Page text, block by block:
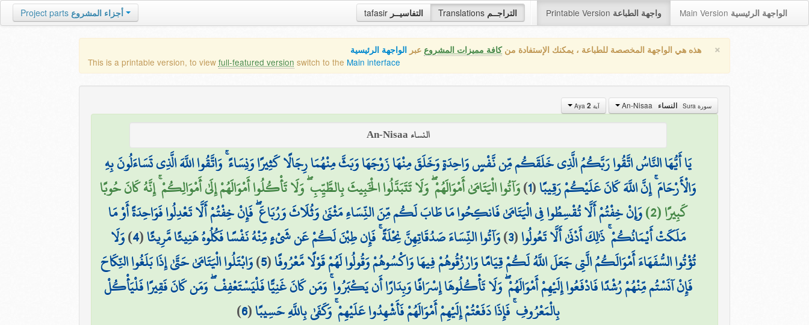
tafasir التفاسيــر Translations التراجــم Printable Version واجهة الطباعة Main Version الواجهة الرئيسية Project parts أجزاء المشروع
× هذه هي الواجهة المخصصة للطباعة ، يمكنك الإستفادة منكافة مميزات المشروع عبر الواجهة الرئيسية
This is a printable version, to view full-featured version switch to the Main interface
سورة Sura النساء آية Aya 2
النساء An-Nisaa
يَا أَيُّهَا النَّاسُ اتَّقُوا رَبَّكُمُ الَّذِي خَلَقَكُم مِّن نَّفْسٍ وَاحِدَةٍ وَخَلَقَ مِنْهَا زَوْجَهَا وَبَثَّ مِنْهُمَا رِجَالًا كَثِيرًا وَنِسَاءً ۚ وَاتَّقُوا اللَّهَ الَّذِي تَسَاءَلُونَ بِهِ
وَالْأَرْحَامَ ۚ إِنَّ اللَّهَ كَانَ عَلَيْكُمْ رَقِيبًا(
1
)وَآتُوا الْيَتَامَىٰ أَمْوَالَهُمْ ۖ وَلَا تَتَبَدَّلُوا الْخَبِيثَ بِالطَّيِّبِ ۖ وَلَا تَأْكُلُوا أَمْوَالَهُمْ إِلَىٰ أَمْوَالِكُمْ ۚ إِنَّهُ كَانَ حُوبًا
كَبِيرًا (2) وَإِنْ خِفْتُمْ أَلَّا تُقْسِطُوا فِي الْيَتَامَىٰ فَانكِحُوا مَا طَابَ لَكُم مِّنَ النِّسَاءِ مَثْنَىٰ وَثُلَاثَ وَرُبَاعَ ۖ فَإِنْ خِفْتُمْ أَلَّا تَعْدِلُوا فَوَاحِدَةً أَوْ مَا
مَلَكَتْ أَيْمَانُكُمْ ۚ ذَٰلِكَ أَدْنَىٰ أَلَّا تَعُولُوا(
3
)وَآتُوا النِّسَاءَ صَدُقَاتِهِنَّ نِحْلَةً ۚ فَإِن طِبْنَ لَكُمْ عَن شَيْءٍ مِّنْهُ نَفْسًا فَكُلُوهُ هَنِيئًا مَّرِيئًا(
4
)وَلَا
تُؤْتُوا السُّفَهَاءَ أَمْوَالَكُمُ الَّتِي جَعَلَ اللَّهُ لَكُمْ قِيَامًا وَارْزُقُوهُمْ فِيهَا وَاكْسُوهُمْ وَقُولُوا لَهُمْ قَوْلًا مَّعْرُوفًا(
5
)وَابْتَلُوا الْيَتَامَىٰ حَتَّىٰ إِذَا بَلَغُوا النِّكَاحَ
فَإِنْ آنَسْتُم مِّنْهُمْ رُشْدًا فَادْفَعُوا إِلَيْهِمْ أَمْوَالَهُمْ ۖ وَلَا تَأْكُلُوهَا إِسْرَافًا وَبِدَارًا أَن يَكْبَرُوا ۚ وَمَن كَانَ غَنِيًّا فَلْيَسْتَعْفِفْ ۖ وَمَن كَانَ فَقِيرًا فَلْيَأْكُلْ
بِالْمَعْرُوفِ ۚ فَإِذَا دَفَعْتُمْ إِلَيْهِمْ أَمْوَالَهُمْ فَأَشْهِدُوا عَلَيْهِمْ ۚ وَكَفَىٰ بِاللَّهِ حَسِيبًا(
6
)